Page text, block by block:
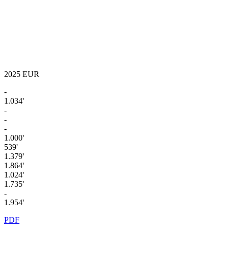
2025 EUR
-
1.034'
-
-
-
1.000'
539'
1.379'
1.864'
1.024'
1.735'
-
1.954'
PDF